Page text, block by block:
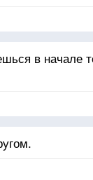
в начале